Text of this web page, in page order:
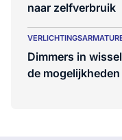
naar zelfverbruik
Dimmers in
de mogelijkheden